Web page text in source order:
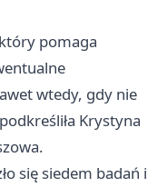
pomaga
wtedy, gdy nie
Krystyna
się siedem badań i